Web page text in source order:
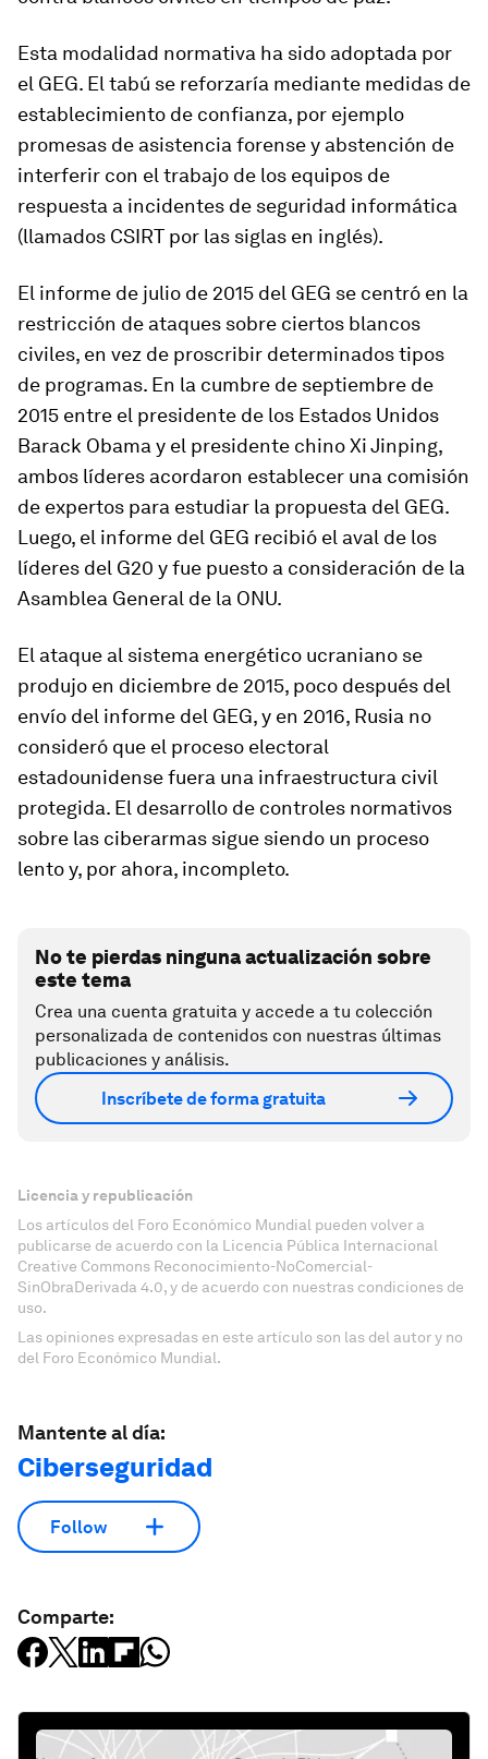
Esta modalidad normativa ha sido adoptada por
el GEG. El tabú se reforzaría mediante medidas de
establecimiento de confianza, por ejemplo
promesas de asistencia forense y abstención de
interferir con el trabajo de los equipos de
respuesta a incidentes de seguridad informática
(llamados CSIRT por las siglas en inglés).
El informe de julio de 2015 del GEG se centró en la
restricción de ataques sobre ciertos blancos
civiles, en vez de proscribir determinados tipos
de programas. En la cumbre de septiembre de
2015 entre el presidente de los Estados Unidos
Barack Obama y el presidente chino Xi Jinping,
ambos líderes acordaron establecer una comisión
de expertos para estudiar la propuesta del GEG.
Luego, el informe del GEG recibió el aval de los
líderes del G20 y fue puesto a consideración de la
Asamblea General de la ONU.
El ataque al sistema energético ucraniano se
produjo en diciembre de 2015, poco después del
envío del informe del GEG, y en 2016, Rusia no
consideró que el proceso electoral
estadounidense fuera una infraestructura civil
protegida. El desarrollo de controles normativos
sobre las ciberarmas sigue siendo un proceso
lento y, por ahora, incompleto.
No te pierdas ninguna actualización sobre
este tema
Crea una cuenta gratuita y accede a tu colección
personalizada de contenidos con nuestras últimas
publicaciones y análisis.
Inscríbete de forma gratuita
Licencia y republicación
Los artículos del Foro Económico Mundial pueden volver a
publicarse de acuerdo con la Licencia Pública Internacional
Creative Commons Reconocimiento-NoComercial-
SinObraDerivada 4.0, y de acuerdo con nuestras condiciones de
uso.
Las opiniones expresadas en este artículo son las del autor y no
del Foro Económico Mundial.
Mantente al día:
Ciberseguridad
Follow
Comparte: